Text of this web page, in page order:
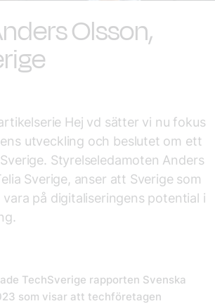
Olsson,
Hej vd sätter vi nu fokus
utveckling och beslutet om ett
Styrelseledamoten Anders
Sverige, anser att Sverige som
på digitaliseringens potential i
TechSverige rapporten Svenska
som visar att techföretagen